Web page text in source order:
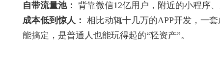
自带流量池： 背靠微信12亿用户，附近的小程序
成本低到惊人： 相比动辄十几万的APP开发，一
能搞定，是普通人也能玩得起的“轻资产”。